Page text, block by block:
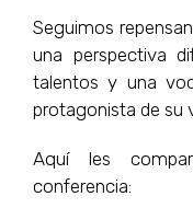
Seguimos
una perspectiva
talentos y una
protagonista de su
Aquí les
conferencia: